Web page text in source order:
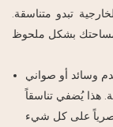
تبدو متناسقة.
وسائد أو صواني
هذا يُضفي تناسقاً